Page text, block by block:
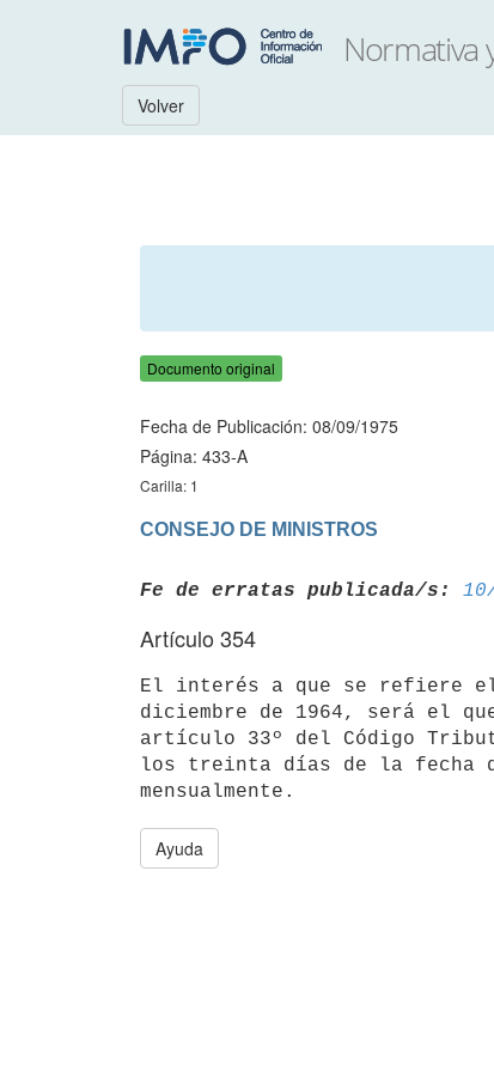
Volver
Documento original
Fecha de Publicación: 08/09/1975
Página: 433-A
Carilla: 1
CONSEJO DE MINISTROS
Fe de erratas publicada/s:
Artículo 354
El interés a que se refiere
diciembre de 1964, será el
artículo 33º del Código
los treinta días de la fecha
Ayuda